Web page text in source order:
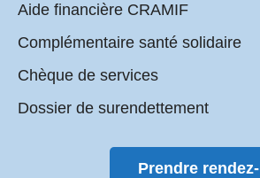
Aide financière CRAMIF
Complémentaire santé solidaire
Chèque de services
Dossier de surendettement
Prendre rendez-